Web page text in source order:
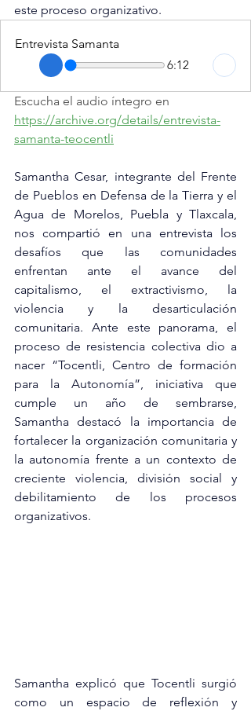
este proceso organizativo.
Entrevista Samanta
6:12
Escucha el audio íntegro en
https://archive.org/details/entrevista-
samanta-teocentli
Samantha Cesar, integrante del Frente
de Pueblos en Defensa de la Tierra y el
Agua de Morelos, Puebla y Tlaxcala,
nos compartió en una entrevista los
desafíos que las comunidades
enfrentan ante el avance del
capitalismo, el extractivismo, la
violencia y la desarticulación
comunitaria. Ante este panorama, el
proceso de resistencia colectiva dio a
nacer “Tocentli, Centro de formación
para la Autonomía”, iniciativa que
cumple un año de sembrarse,
Samantha destacó la importancia de
fortalecer la organización comunitaria y
la autonomía frente a un contexto de
creciente violencia, división social y
debilitamiento de los procesos
organizativos.
Samantha explicó que Tocentli surgió
como un espacio de reflexión y